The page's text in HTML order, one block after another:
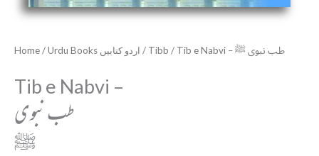
Home/ Urdu Books اردو کتابیں / Tibb / Tib e Nabvi – طب نبوی ﷺ
Tib e Nabvi –
طب نبوی
ﷺ